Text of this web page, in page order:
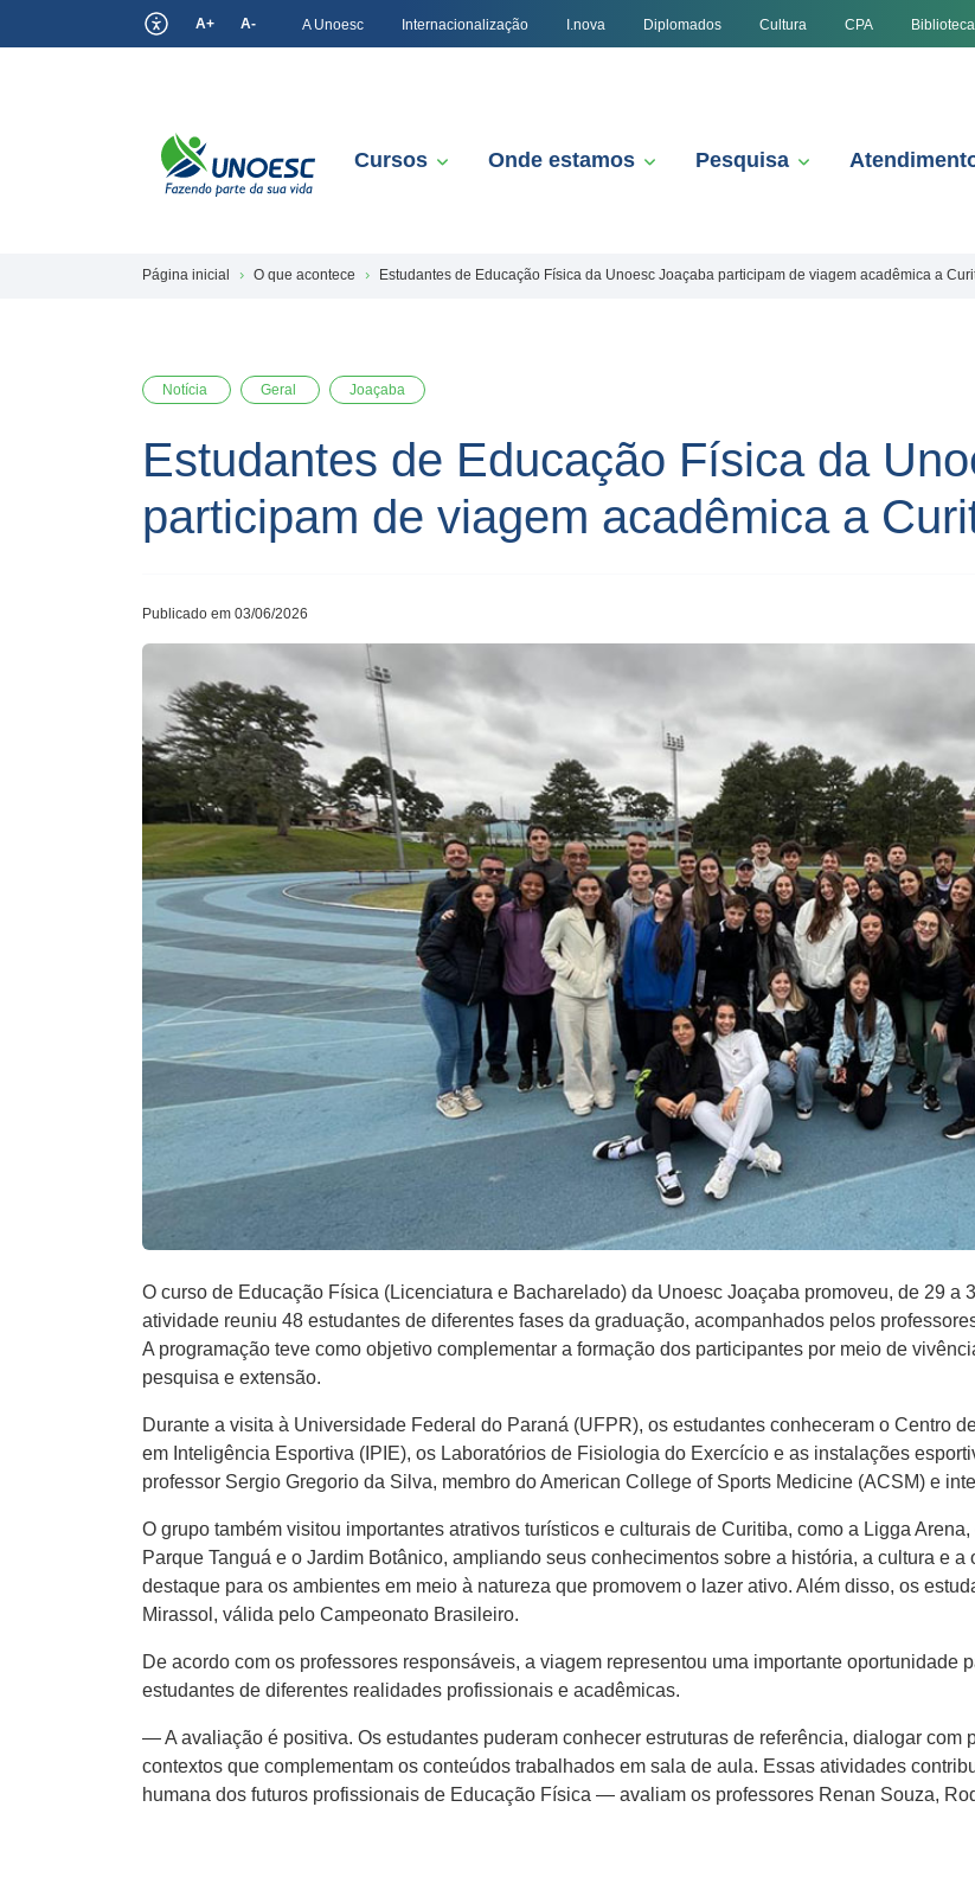
A+ A- A Unoesc Internacionalização I.nova Diplomados Cultura CPA Biblioteca
Cursos Onde estamos Pesquisa
Página inicial O que acontece Estudantes de Educação Física da Unoesc Joaçaba participam de viagem acadêmica a
Notícia Geral Joaçaba
Estudantes de Educação Física da
participam de viagem acadêmica a
Publicado em 03/06/2026
O curso de Educação Física (Licenciatura e Bacharelado) da Unoesc Joaçaba promoveu, de 29 a
atividade reuniu 48 estudantes de diferentes fases da graduação, acompanhados pelos
A programação teve como objetivo complementar a formação dos participantes por meio de
pesquisa e extensão.
Durante a visita à Universidade Federal do Paraná (UFPR), os estudantes conheceram o Centro
em Inteligência Esportiva (IPIE), os Laboratórios de Fisiologia do Exercício e as instalações
professor Sergio Gregorio da Silva, membro do American College of Sports Medicine (ACSM) e
O grupo também visitou importantes atrativos turísticos e culturais de Curitiba, como a Ligga
Parque Tanguá e o Jardim Botânico, ampliando seus conhecimentos sobre a história, a cultura e
destaque para os ambientes em meio à natureza que promovem o lazer ativo. Além disso, os
Mirassol, válida pelo Campeonato Brasileiro.
De acordo com os professores responsáveis, a viagem representou uma importante oportunidade
estudantes de diferentes realidades profissionais e acadêmicas.
— A avaliação é positiva. Os estudantes puderam conhecer estruturas de referência, dialogar
contextos que complementam os conteúdos trabalhados em sala de aula. Essas atividades
humana dos futuros profissionais de Educação Física — avaliam os professores Renan Souza,